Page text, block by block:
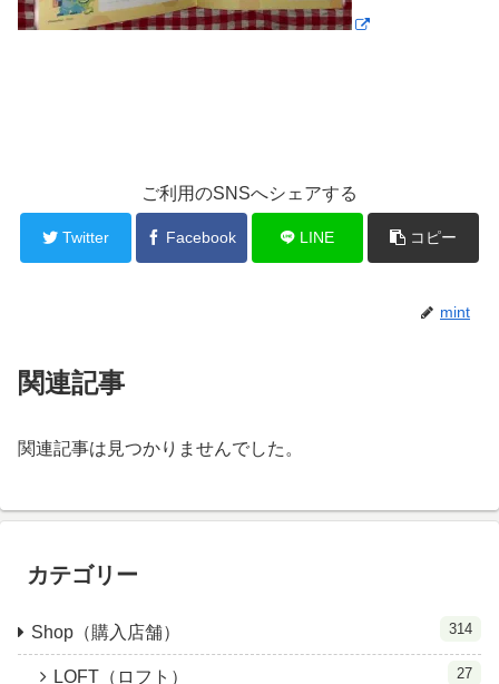
ご利用のSNSへシェアする
Twitter Facebook LINE コピー
mint
関連記事
関連記事は見つかりませんでした。
カテゴリー
Shop（購入店舗） 314
LOFT（ロフト） 27